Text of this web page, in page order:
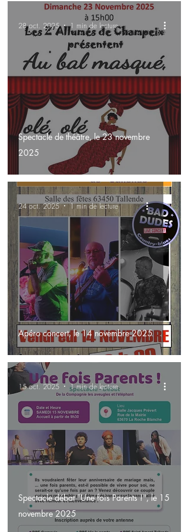
Spectacle de théâtre, le 23 novembre
2025
28 oct. 2025 1 min de lecture
Apéro concert, le 14 novembre 2025
24 oct. 2025 1 min de lecture
Spectacle débat "Une fois Parents !", le 15
novembre 2025
15 oct. 2025 1 min de lecture